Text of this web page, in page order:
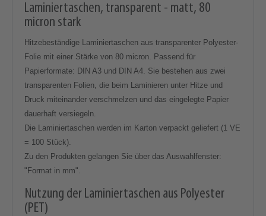
Laminiertaschen, transparent - matt, 80
micron stark
Hitzebeständige Laminiertaschen aus transparenter Polyester-
Folie mit einer Stärke von 80 micron. Passend für
Papierformate: DIN A3 und DIN A4. Sie bestehen aus zwei
transparenten Folien, die beim Laminieren unter Hitze und
Druck miteinander verschmelzen und das eingelegte Papier
dauerhaft versiegeln.
Die Laminiertaschen werden im Karton verpackt geliefert (1 VE
= 100 Stück).
Zu den Produkten gelangen Sie über das Auswahlfenster:
"Format in mm".
Nutzung der Laminiertaschen aus Polyester
(PET)